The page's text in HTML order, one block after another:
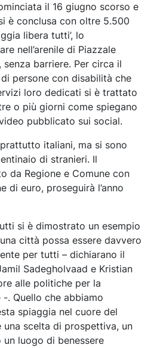
il 16 giugno scorso e
è conclusa con oltre 5.500
libera tutti’, lo
nell’arenile di Piazzale
senza barriere. Per circa il
persone con disabilità che
loro dedicati si è trattato
o più giorni come spiegano
pubblicato sui social.
italiani, ma si sono
di stranieri. Il
da Regione e Comune con
di euro, proseguirà l’anno
si è dimostrato un esempio
città possa essere davvero
per tutti – dichiarano il
Sadegholvaad e Kristian
alle politiche per la
. Quello che abbiamo
spiaggia nel cuore del
una scelta di prospettiva, un
luogo di benessere